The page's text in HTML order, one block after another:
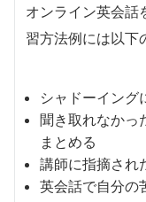
オンライン英会話
習方法例には以下
シャドーイング
聞き取れなかっ
まとめる
講師に指摘され
英会話で自分の